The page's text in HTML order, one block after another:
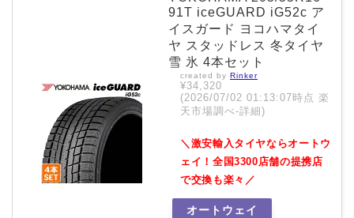
91T iceGUARD iG52c ア
イスガード ヨコハマタイ
ヤ スタッドレス 冬タイヤ
雪 氷 4本セット
created by Rinker
¥34,320
(2026/07/02 01:13:07時点 楽
天市場調べ-詳細)
＼激安輸入タイヤならオートウ
ェイ！全国3300店舗の提携店
で交換も楽々／
オートウェイ